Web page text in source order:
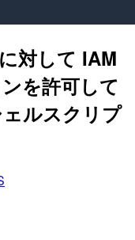
対して IAM
を許可して
ルスクリプ